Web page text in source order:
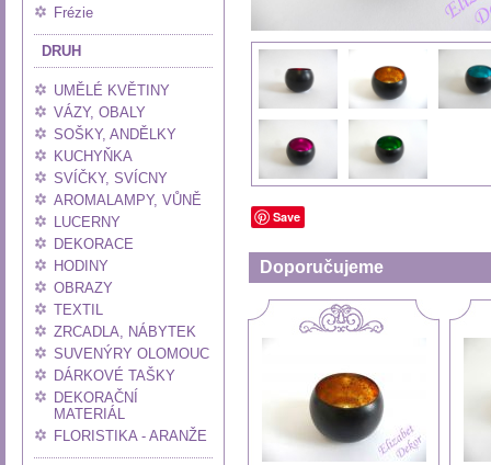
Frézie
DRUH
UMĚLÉ KVĚTINY
VÁZY, OBALY
SOŠKY, ANDĚLKY
KUCHYŇKA
SVÍČKY, SVÍCNY
AROMALAMPY, VŮNĚ
LUCERNY
DEKORACE
HODINY
OBRAZY
TEXTIL
ZRCADLA, NÁBYTEK
SUVENÝRY OLOMOUC
DÁRKOVÉ TAŠKY
DEKORAČNÍ
MATERIÁL
FLORISTIKA - ARANŽE
Save
Doporučujeme